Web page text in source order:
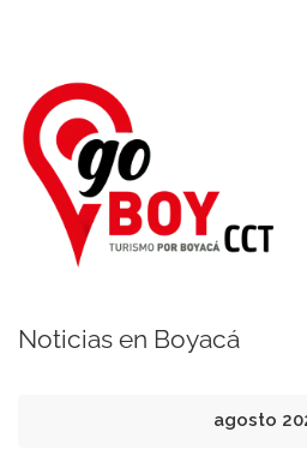
Noticias en Boyacá
agosto